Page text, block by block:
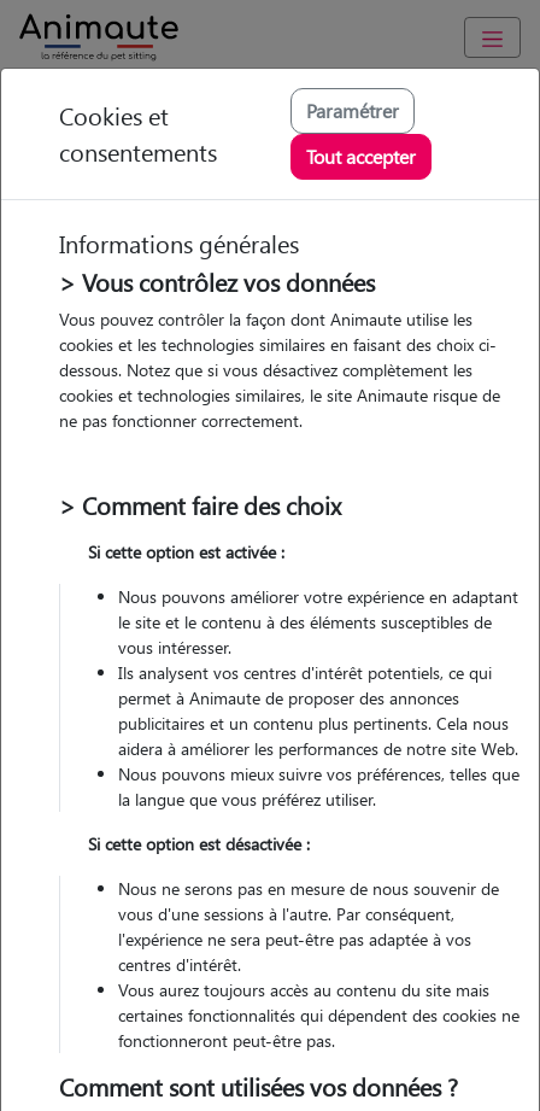
Animaute Auvergne-Rhône-Alpes Rhône/Écully
Flore - Petsitter à
Écully
• 25 ans
Promenades
Pas d'animaux
Contacter
L'envoi d'une demande est sans engagement
Motivation
Je suis très à l'aise avec les animaux, j'adore passer du temps et jouer
avec eux. J'ai l'habitude de garder les animaux de ma famille et de
mes amis. Je suis digne de confiance et disponible pour garder vos
petites boules de poils !
Expérience
Cookies et
consentements
Paramétrer
Tout accepter
Informations générales
> Vous contrôlez vos données
Vous pouvez contrôler la façon dont Animaute utilise les
cookies et les technologies similaires en faisant des choix ci-
dessous. Notez que si vous désactivez complètement les
cookies et technologies similaires, le site Animaute risque de
ne pas fonctionner correctement.
> Comment faire des choix
Si cette option est activée :
Nous pouvons améliorer votre expérience en adaptant
le site et le contenu à des éléments susceptibles de
vous intéresser.
Ils analysent vos centres d'intérêt potentiels, ce qui
permet à Animaute de proposer des annonces
publicitaires et un contenu plus pertinents. Cela nous
aidera à améliorer les performances de notre site Web.
Nous pouvons mieux suivre vos préférences, telles que
la langue que vous préférez utiliser.
Si cette option est désactivée :
Nous ne serons pas en mesure de nous souvenir de
vous d'une sessions à l'autre. Par conséquent,
l'expérience ne sera peut-être pas adaptée à vos
centres d'intérêt.
Vous aurez toujours accès au contenu du site mais
certaines fonctionnalités qui dépendent des cookies ne
fonctionneront peut-être pas.
Comment sont utilisées vos données ?